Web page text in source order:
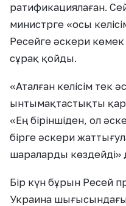
ратификациялаған.
министрге «осы
Ресейге әскери көмек
сұрақ қойды.
«Аталған келісім тек
ынтымақтастықты
«Ең біріншіден, ол
бірге әскери
шараларды
Бір күн бұрын Ресей
Украина шығысындағы